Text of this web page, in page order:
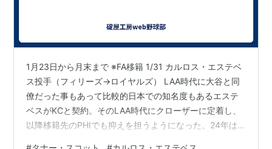
1月23日から月末まで ※FA移籍 1/31 カルロス・エステベ
ス投手（フィリーズ→ロイヤルズ） LAA時代に大谷と同
僚だった事もあって比較的日本での知名度もあるエステ
ベスがKCと契約。そのLAA時代にクローザーに定着し、
以降移籍先のPHIでも抑えを担うようになった。24年は